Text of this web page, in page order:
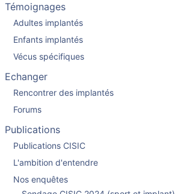
Témoignages
Adultes implantés
Enfants implantés
Vécus spécifiques
Echanger
Rencontrer des implantés
Forums
Publications
Publications CISIC
L'ambition d'entendre
Nos enquêtes